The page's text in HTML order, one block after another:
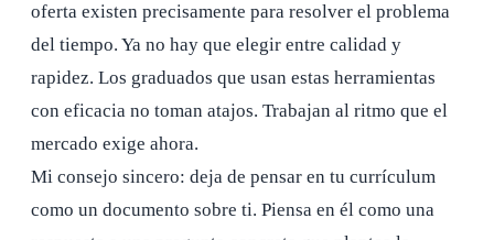
oferta existen precisamente para resolver el problema
del tiempo. Ya no hay que elegir entre calidad y
rapidez. Los graduados que usan estas herramientas
con eficacia no toman atajos. Trabajan al ritmo que el
mercado exige ahora.
Mi consejo sincero: deja de pensar en tu currículum
como un documento sobre ti. Piensa en él como una